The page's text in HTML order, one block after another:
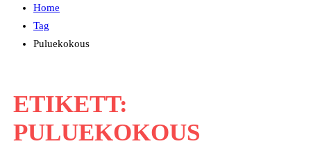
Home
Tag
Puluekokous
ETIKETT:
PULUEKOKOUS